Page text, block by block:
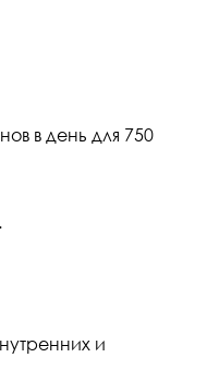
в день для 750
и